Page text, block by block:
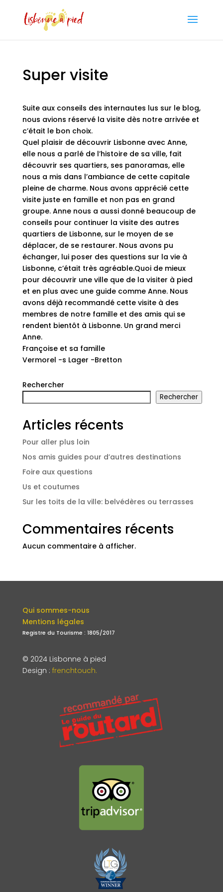
Super visite
Suite aux conseils des internautes lus sur le blog,
nous avions réservé la visite dès notre arrivée et
c’était le bon choix.
Quel plaisir de découvrir Lisbonne avec Anne,
elle nous a parlé de l’histoire de sa ville, fait
découvrir ses quartiers, ses panoramas, elle
nous a mis dans l’ambiance de cette capitale
pleine de charme. Nous avons apprécié cette
visite juste en famille et non pas en grand
groupe. Anne nous a aussi donné beaucoup de
conseils pour continuer la visite des autres
quartiers de Lisbonne, sur le moyen de se
déplacer, de se restaurer. Nous avons pu
échanger, lui poser des questions sur la vie à
Lisbonne, c’était très agréable.Quoi de mieux
pour découvrir une ville que de la visiter à pied
et en plus avec une guide comme Anne. Nous
avons déjà recommandé cette visite à des
membres de notre famille et des amis qui se
rendent bientôt à Lisbonne. Un grand merci
Anne.
Françoise et sa famille
Vermorel -s Lager -Bretton
Rechercher
Rechercher
Articles récents
Pour aller plus loin
Nos amis guides pour d’autres destinations
Foire aux questions
Us et coutumes
Sur les toits de la ville: belvédères ou terrasses
Commentaires récents
Aucun commentaire à afficher.
Qui sommes-nous
Mentions légales
Registre du Tourisme : 1805/2017
© 2024 Lisbonne à pied
Design : frenchtouch.